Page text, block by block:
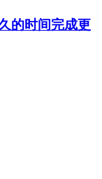
的时间完成更